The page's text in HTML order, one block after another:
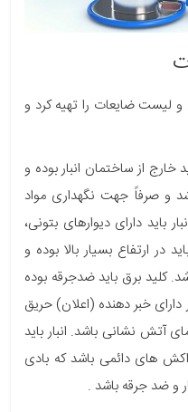
و لیست ضایعات را تهیه کرد و
خارج از ساختمان انبار بوده و
و صرفاً جهت نگهداری مواد
باید دارای دیوارهای بتونی،
ارتفاع بسیار بالا بوده و
کلید برق باید ضدجرقه بوده
دارای خبر دهنده (اعلان) حریق
آتش نشانی باشد. انبار باید
های دائمی باشد که بادی
و ضد جرقه باشد .